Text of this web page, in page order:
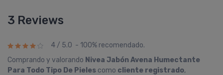
3 Reviews
4 / 5.0 - 100% recomendado.
Comprando y valorando Nivea Jabón Avena Humectante
Para Todo Tipo De Pieles como cliente registrado,